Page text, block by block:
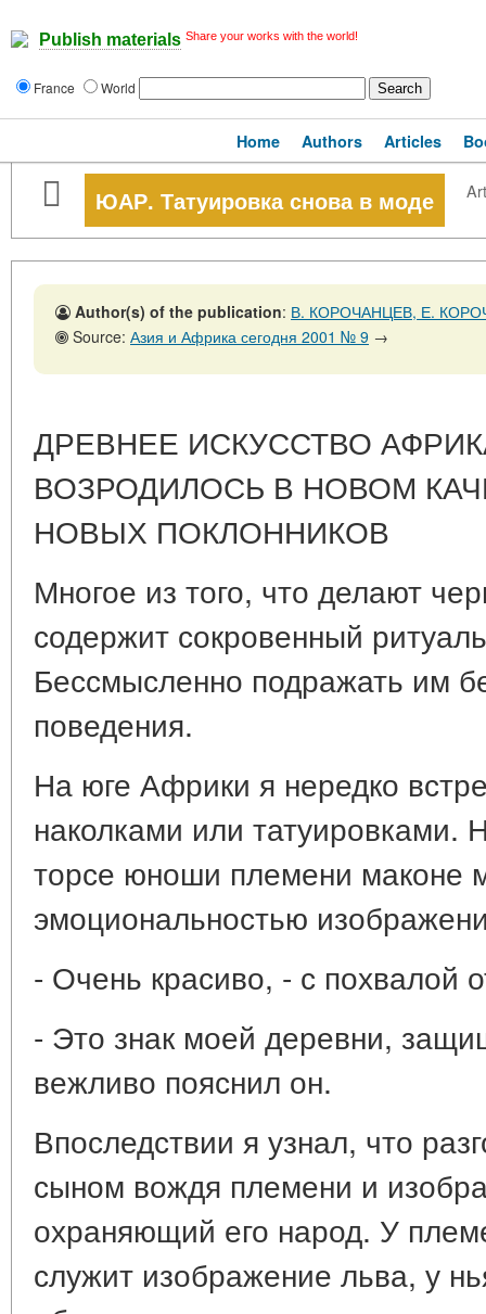
Publish materials Share your works with the world!
France World
Home Authors Articles
ЮАР. Татуировка снова в моде
Author(s) of the publication: В. КОРОЧАНЦЕВ, Е.
Source: Азия и Африка сегодня 2001 № 9 →
ДРЕВНЕЕ ИСКУССТВО
ВОЗРОДИЛОСЬ В НОВОМ
НОВЫХ ПОКЛОННИКОВ
Многое из того, что делают
содержит сокровенный
Бессмысленно подражать им
поведения.
На юге Африки я нередко
наколками или татуировками.
торсе юноши племени маконе
эмоциональностью
- Очень красиво, - с похвалой
- Это знак моей деревни,
вежливо пояснил он.
Впоследствии я узнал, что
сыном вождя племени и
охраняющий его народ. У
служит изображение льва, у